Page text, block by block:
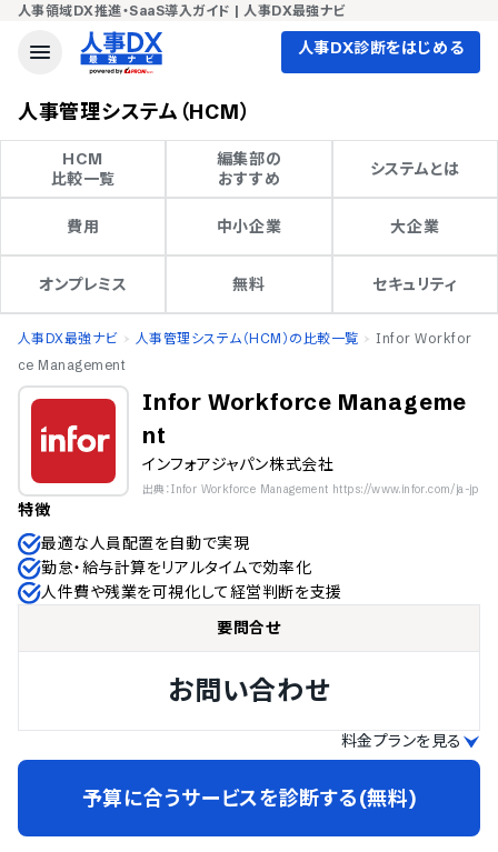
人事領域DX推進・SaaS導入ガイド | 人事DX最強ナビ
人事DX診断をはじめる
人事管理システム（HCM）
HCM
比較一覧
編集部の
おすすめ
システムとは
費用 中小企業 大企業
オンプレミス 無料 セキュリティ
人事DX最強ナビ 人事管理システム（HCM）の比較一覧
Infor Workfor
ce Management
Infor Workforce Manageme
nt
インフォアジャパン株式会社
出典：Infor Workforce Management https://www.infor.com/ja-jp
特徴
最適な人員配置を自動で実現
勤怠・給与計算をリアルタイムで効率化
人件費や残業を可視化して経営判断を支援
要問合せ
お問い合わせ
料金プランを見る
予算に合うサービスを診断する(無料)